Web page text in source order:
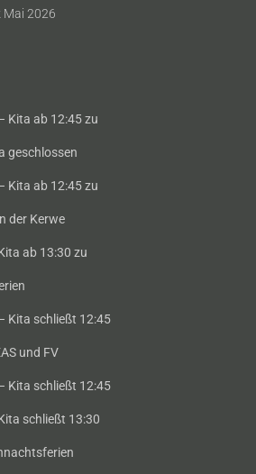
Mai 2026
Kita ab 12:45 zu
geschlossen
Kita ab 12:45 zu
der Kerwe
ab 13:30 zu
Kita schließt 12:45
und FV
Kita schließt 12:45
schließt 13:30